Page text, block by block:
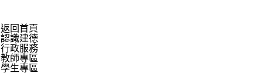
返回首頁
認識建德
行政服務
教師專區
學生專區